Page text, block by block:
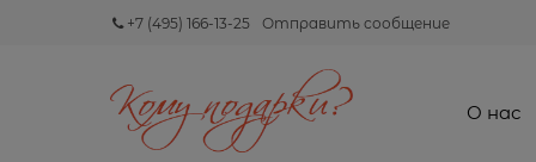
+7 (495) 166-13-25 Отправить сообщение
О нас